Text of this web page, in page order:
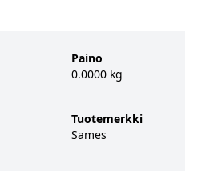
Paino
0.0000 kg
Tuotemerkki
Sames